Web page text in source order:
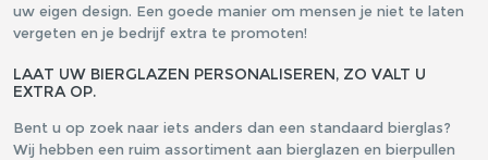
uw eigen design. Een goede manier om mensen je niet te laten
vergeten en je bedrijf extra te promoten!
LAAT UW BIERGLAZEN PERSONALISEREN, ZO VALT U
EXTRA OP.
Bent u op zoek naar iets anders dan een standaard bierglas?
Wij hebben een ruim assortiment aan bierglazen en bierpullen